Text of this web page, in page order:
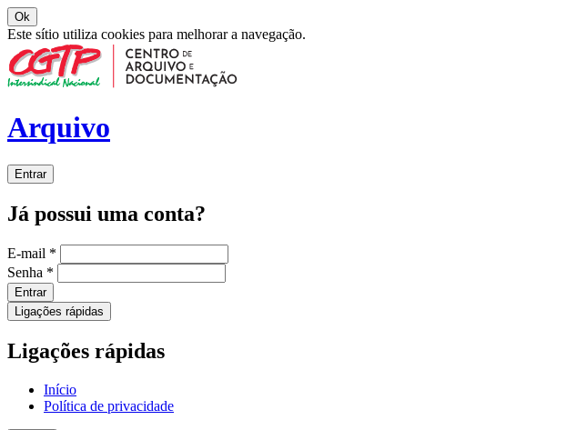
Ok
Este sítio utiliza cookies para melhorar a navegação.
Arquivo
Entrar
Já possui uma conta?
E-mail *
Senha *
Entrar
Ligações rápidas
Ligações rápidas
Início
Política de privacidade